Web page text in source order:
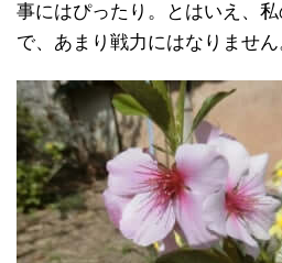
事にはぴったり。とはいえ、
で、あまり戦力にはなりません